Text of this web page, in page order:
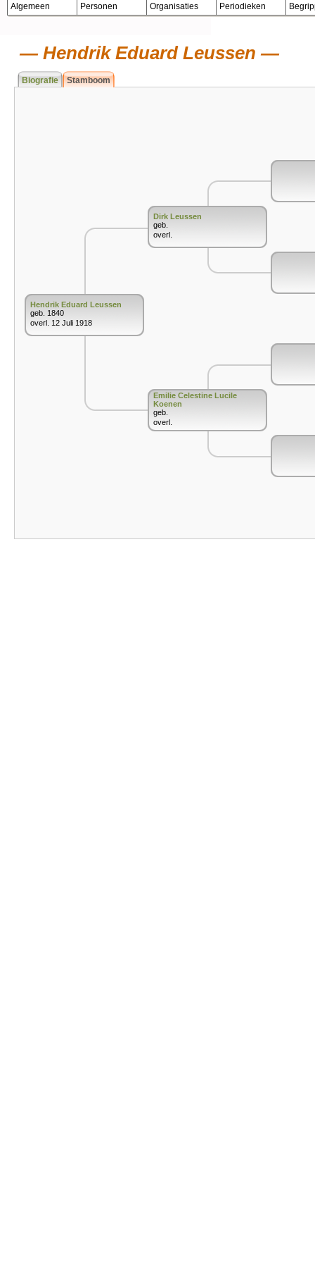
Algemeen Personen Organisaties Periodieken
Hendrik Eduard Leussen
Biografie Stamboom
Hendrik Eduard Leussen
geb. 1840
overl. 12 Juli 1918
Dirk Leussen
geb.
overl.
Emilie Celestine Lucile
Koenen
geb.
overl.